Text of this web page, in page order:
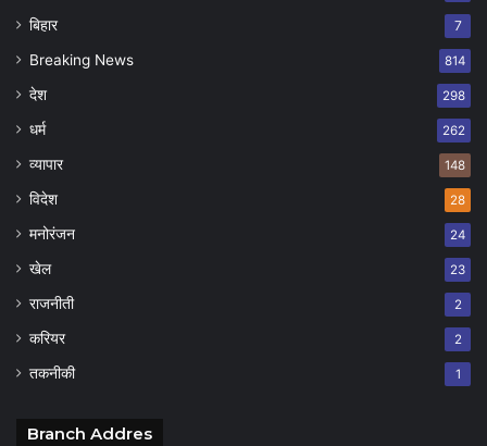
बिहार 7
Breaking News 814
देश 298
धर्म 262
व्यापार 148
विदेश 28
मनोरंजन 24
खेल 23
राजनीती 2
करियर 2
तकनीकी 1
Branch Addres